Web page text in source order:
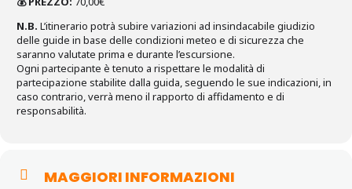
N.B. L’itinerario potrà subire variazioni ad insindacabile giudizio
delle guide in base delle condizioni meteo e di sicurezza che
saranno valutate prima e durante l’escursione.
Ogni partecipante è tenuto a rispettare le modalità di
partecipazione stabilite dalla guida, seguendo le sue indicazioni, in
caso contrario, verrà meno il rapporto di affidamento e di
responsabilità.
MAGGIORI INFORMAZIONI